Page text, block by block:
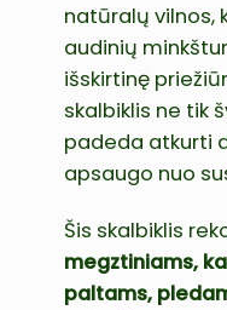
natūralų vilnos,
audinių
išskirtinę
skalbiklis ne tik
padeda atkurti
apsaugo nuo
Šis skalbiklis
megztiniams,
paltams,